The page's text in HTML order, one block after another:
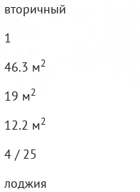
вторичный
1
46.3 м2
19 м2
12.2 м2
4 / 25
лоджия